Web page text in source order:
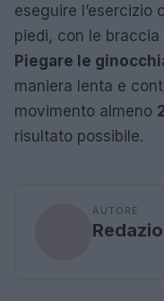
eseguire l’esercizio
piedi, con le
Piegare le
maniera lenta e
movimento almeno
risultato possibile.
AUTORE